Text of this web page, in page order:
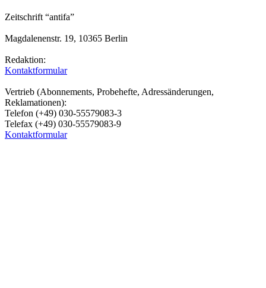
Zeitschrift “antifa”
Magdalenenstr. 19, 10365 Berlin
Redaktion:
Kontaktformular
Vertrieb (Abonnements, Probehefte, Adressänderungen,
Reklamationen):
Telefon (+49) 030-55579083-3
Telefax (+49) 030-55579083-9
Kontaktformular